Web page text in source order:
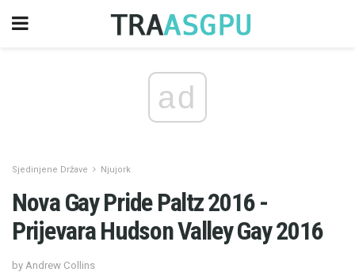
ad
Sjedinjene Države Njujork
Nova Gay Pride Paltz 2016 -
Prijevara Hudson Valley Gay 2016
by Andrew Collins